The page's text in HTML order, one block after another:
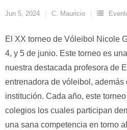
Jun 5, 2024 C. Mauricio
El XX torneo de Vóleibol Nicole
4, y 5 de junio. Este torneo es
nuestra destacada profesora de
entrenadora de vóleibol, además
institución. Cada año, este
colegios los cuales participan
una sana competencia en torno